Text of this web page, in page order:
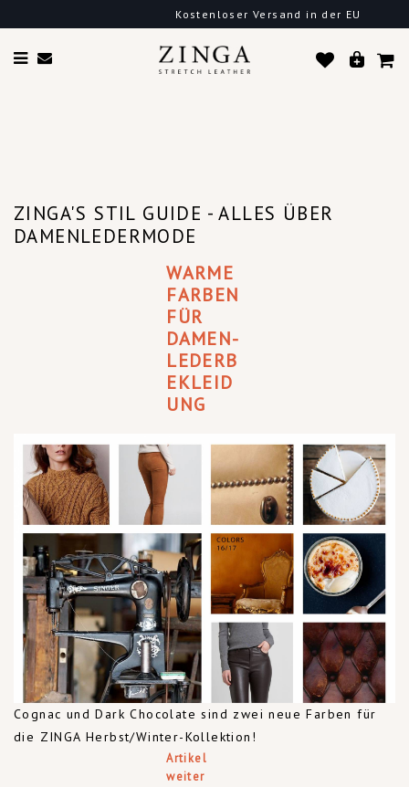
Kostenloser Versand in der EU
ZINGA'S STIL GUIDE - ALLES ÜBER
DAMENLEDERMODE
WARME
FARBEN
FÜR
DAMEN-
LEDERB
EKLEID
UNG
Cognac und Dark Chocolate sind zwei neue Farben für
die ZINGA Herbst/Winter-Kollektion!
Artikel
weiter